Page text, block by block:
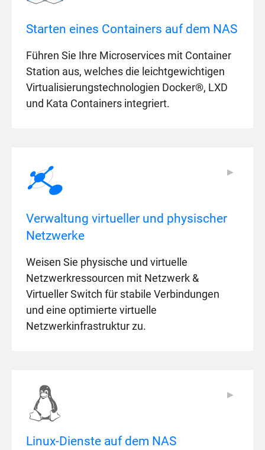
Starten eines Containers auf dem NAS
Führen Sie Ihre Microservices mit Container
Station aus, welches die leichtgewichtigen
Virtualisierungstechnologien Docker®, LXD
und Kata Containers integriert.
Verwaltung virtueller und physischer
Netzwerke
Weisen Sie physische und virtuelle
Netzwerkressourcen mit Netzwerk &
Virtueller Switch für stabile Verbindungen
und eine optimierte virtuelle
Netzwerkinfrastruktur zu.
▶
Linux-Dienste auf dem NAS
▶